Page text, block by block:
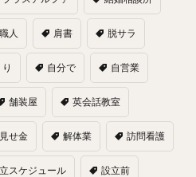
職人 肩書 脱サラ
自分で 自営業
舗装屋 英会話教室
見せ金 解体業 訪問看護
スケジュール 設立前